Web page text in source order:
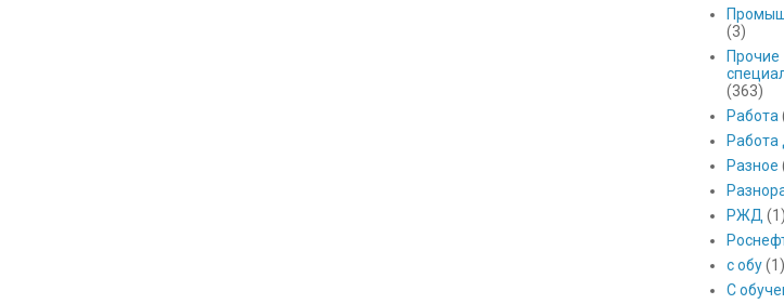
(3)
Прочие
(363)
Работа
Работа
Разное
РЖД
с обу (1)
С